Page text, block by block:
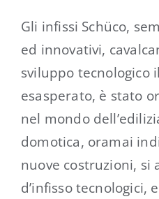
Gli infissi Schüco,
ed innovativi,
sviluppo tecnologico
esasperato, è stato
nel mondo
domotica, oramai
nuove costruzioni, si
d’infisso tecnologici,